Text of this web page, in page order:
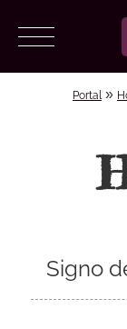
Portal »
Signo